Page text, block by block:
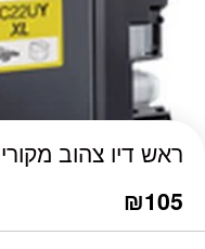
ראש דיו צהוב מקורי Brother LC-22UY
₪105